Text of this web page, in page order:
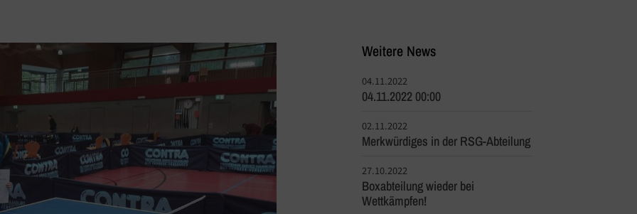
Weitere News
04.11.2022
04.11.2022 00:00
02.11.2022
Merkwürdiges in der RSG-Abteilung
27.10.2022
Boxabteilung wieder bei
Wettkämpfen!